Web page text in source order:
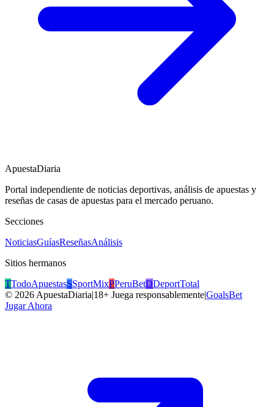
ApuestaDiaria
Portal independiente de noticias deportivas, análisis de apuestas y
reseñas de casas de apuestas para el mercado peruano.
Secciones
NoticiasGuíasReseñasAnálisis
Sitios hermanos
TTodoApuestasSSportMixPPeruBetDDeportTotal
© 2026 ApuestaDiaria|18+ Juega responsablemente|GoalsBet
Jugar Ahora